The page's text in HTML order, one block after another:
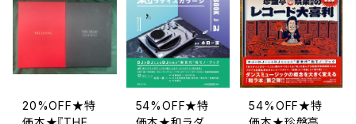
／文：YASUO A
NGEL
20%OFF★特
54%OFF★特
54%OFF★特